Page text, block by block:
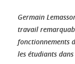
Germain
travail
fonctionnements
les étudiants